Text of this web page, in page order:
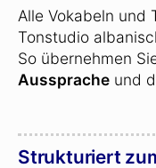
Alle Vokabeln und
Tonstudio
So übernehmen
Aussprache und
Strukturiert